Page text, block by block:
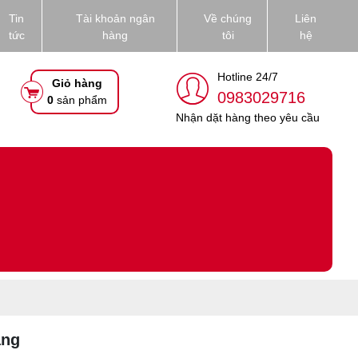
Tin
tức
Tài khoản ngân
hàng
Về chúng
tôi
Liên
hệ
Giỏ hàng
0 sản phẩm
Hotline 24/7
0983029716
Nhận dặt hàng theo yêu cầu